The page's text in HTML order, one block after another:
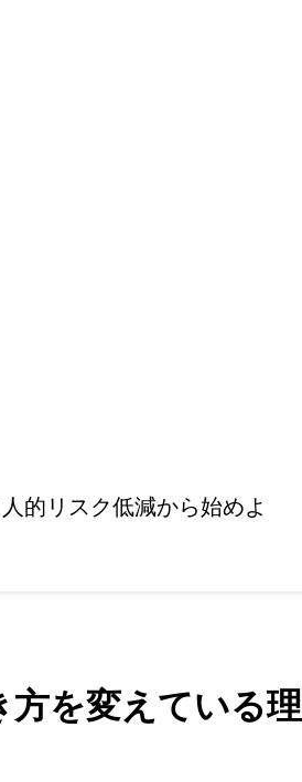
的リスク低減から始めよ
方を変えている理